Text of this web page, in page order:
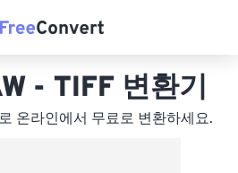
- TIFF 변환기
온라인에서 무료로 변환하세요.